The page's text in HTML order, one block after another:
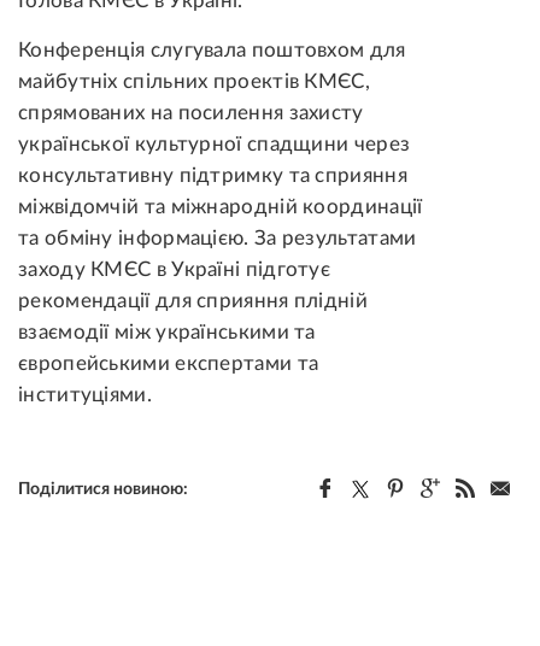
Конференція слугувала поштовхом для
майбутніх спільних проектів КМЄС,
спрямованих на посилення захисту
української культурної спадщини через
консультативну підтримку та сприяння
міжвідомчій та міжнародній координації
та обміну інформацією. За результатами
заходу КМЄС в Україні підготує
рекомендації для сприяння плідній
взаємодії між українськими та
європейськими експертами та
інституціями.
Поділитися новиною: